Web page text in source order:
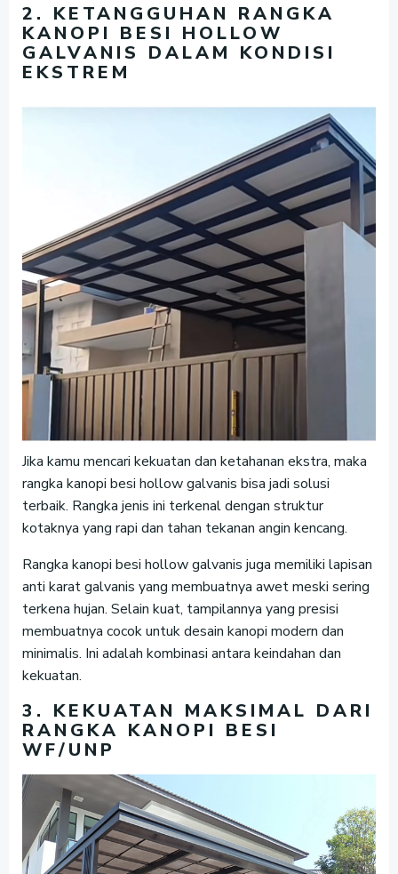
2. KETANGGUHAN RANGKA
KANOPI BESI HOLLOW
GALVANIS DALAM KONDISI
EKSTREM
Jika kamu mencari kekuatan dan ketahanan ekstra, maka
rangka kanopi besi hollow galvanis bisa jadi solusi
terbaik. Rangka jenis ini terkenal dengan struktur
kotaknya yang rapi dan tahan tekanan angin kencang.
Rangka kanopi besi hollow galvanis juga memiliki lapisan
anti karat galvanis yang membuatnya awet meski sering
terkena hujan. Selain kuat, tampilannya yang presisi
membuatnya cocok untuk desain kanopi modern dan
minimalis. Ini adalah kombinasi antara keindahan dan
kekuatan.
3. KEKUATAN MAKSIMAL DARI
RANGKA KANOPI BESI
WF/UNP